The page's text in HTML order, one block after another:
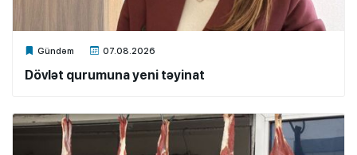
Gündəm 07.08.2026
Xalq.Online
Dövlət qurumuna yeni təyinat